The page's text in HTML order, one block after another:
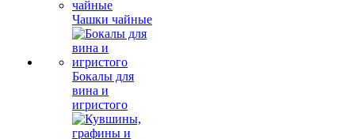
Чашки чайные
Бокалы для
вина и
игристого